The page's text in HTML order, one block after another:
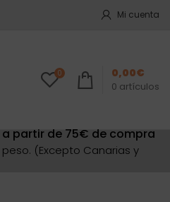
Mi cuenta
0
0 artículos
0,00€
a partir de 75€ de compra
peso. (Excepto Canarias y